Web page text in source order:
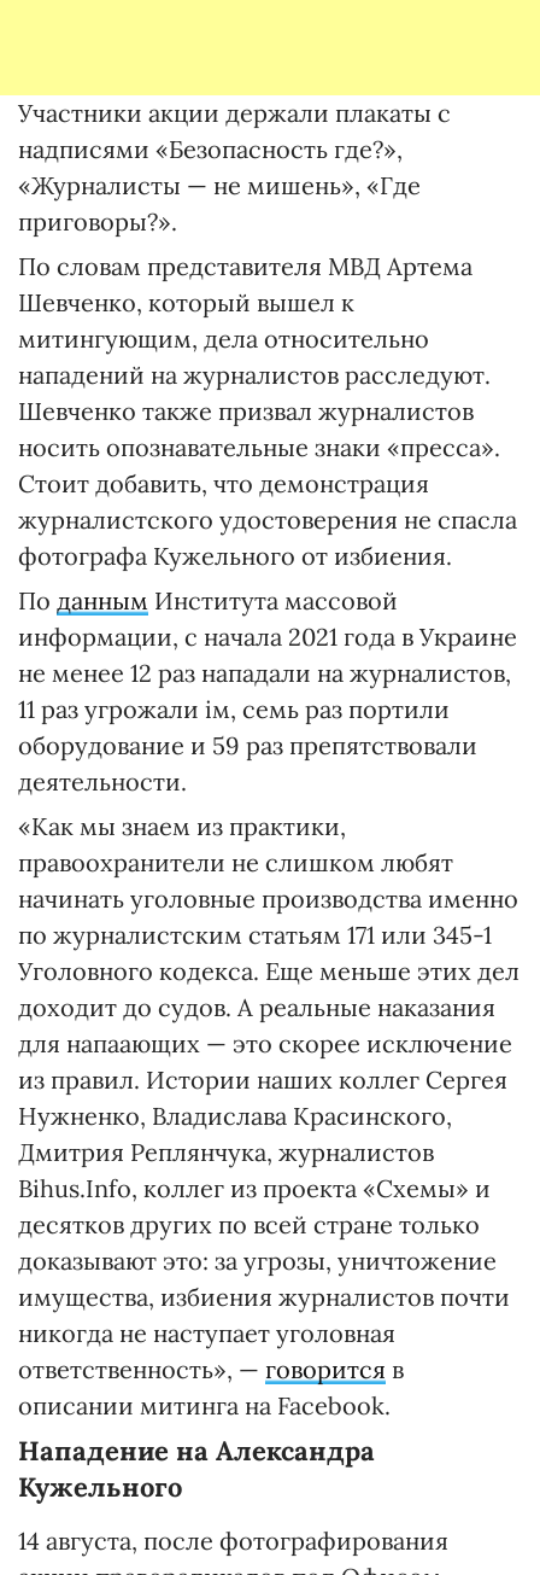
Участники акции держали плакаты с
надписями «Безопасность где?»,
«Журналисты — не мишень», «Где
приговоры?».
По словам представителя МВД Артема
Шевченко, который вышел к
митингующим, дела относительно
нападений на журналистов расследуют.
Шевченко также призвал журналистов
носить опознавательные знаки «пресса».
Стоит добавить, что демонстрация
журналистского удостоверения не спасла
фотографа Кужельного от избиения.
По данным Института массовой
информации, с начала 2021 года в Украине
не менее 12 раз нападали на журналистов,
11 раз угрожали ім, семь раз портили
оборудование и 59 раз препятствовали
деятельности.
«Как мы знаем из практики,
правоохранители не слишком любят
начинать уголовные производства именно
по журналистским статьям 171 или 345-1
Уголовного кодекса. Еще меньше этих дел
доходит до судов. А реальные наказания
для напаающих — это скорее исключение
из правил. Истории наших коллег Сергея
Нужненко, Владислава Красинского,
Дмитрия Реплянчука, журналистов
Bihus.Info, коллег из проекта «Схемы» и
десятков других по всей стране только
доказывают это: за угрозы, уничтожение
имущества, избиения журналистов почти
никогда не наступает уголовная
ответственность», — говорится в
описании митинга на Facebook.
Нападение на Александра
Кужельного
14 августа, после фотографирования